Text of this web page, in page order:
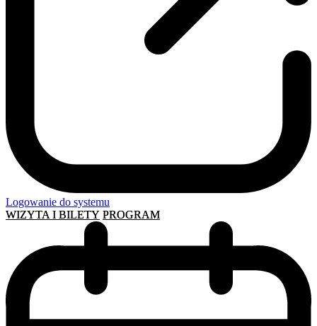
Logowanie do systemu
WIZYTA I BILETY PROGRAM